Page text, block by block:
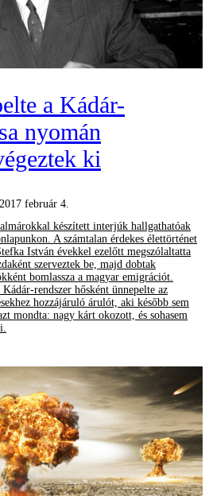
a Kádár-
nyomán
ki
2017 február 4.
készített interjúk hallgathatóak
A számtalan érdekes élettörténet
István évekkel ezelőtt megszólaltatta
szerveztek be, majd dobtak
bomlassza a magyar emigrációt.
rendszer hősként ünnepelte az
hozzájáruló árulót, aki később sem
mondta: nagy kárt okozott, és sohasem